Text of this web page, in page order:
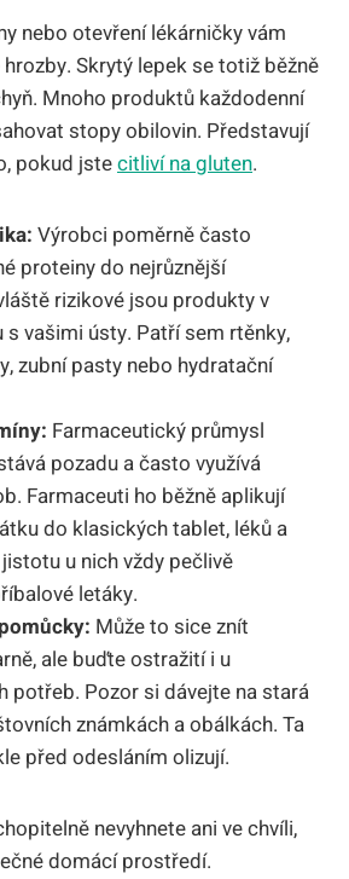
nebo otevření lékárničky vám
Skrytý lepek se totiž běžně
Mnoho produktů každodenní
stopy obilovin. Představují
pokud jstecitliví na gluten.
Výrobci poměrně často
proteiny do nejrůznější
rizikové jsou produkty v
vašimi ústy. Patří sem rtěnky,
zubní pasty nebo hydratační
Farmaceutický průmysl
pozadu a často využívá
Farmaceuti ho běžně aplikují
do klasických tablet, léků a
u nich vždy pečlivě
letáky.
Může to sice znít
ale buďte ostražití i u
potřeb. Pozor si dávejte na stará
známkách a obálkách. Ta
před odesláním olizují.
nevyhnete ani ve chvíli,
domácí prostředí.